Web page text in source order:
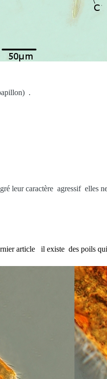
.
caractère agressif elles ne
article il existe des poils